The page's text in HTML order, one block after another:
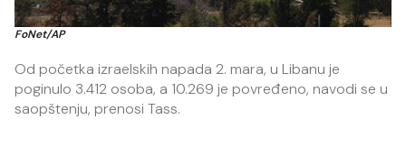
FoNet/AP
Od početka izraelskih napada 2. mara, u Libanu je
poginulo 3.412 osoba, a 10.269 je povređeno, navodi se u
saopštenju, prenosi Tass.